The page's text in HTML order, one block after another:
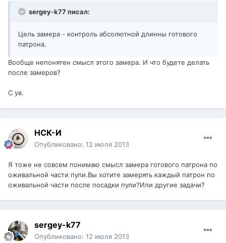
sergey-k77 писал:
Цель замера - контроль абсолютной длинны готового
патрона.
Вообще непонятен смысл этого замера. И что будете делать
после замеров?
С ув.
НСК-И
Опубликовано: 12 июля 2013
Я тоже не совсем понимаю смысл замера готового патрона по
оживальной части пули.Вы хотите замерять каждый патрон по
оживальной части после посадки пули?Или другие задачи?
sergey-k77
Опубликовано: 12 июля 2013